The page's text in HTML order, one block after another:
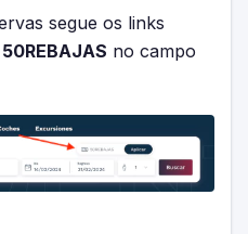
segue os links
50REBAJAS no campo